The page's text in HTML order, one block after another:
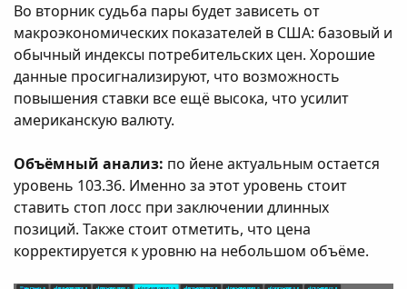
Во вторник судьба пары будет зависеть от
макроэкономических показателей в США: базовый и
обычный индексы потребительских цен. Хорошие
данные просигнализируют, что возможность
повышения ставки все ещё высока, что усилит
американскую валюту.
Объёмный анализ: по йене актуальным остается
уровень 103.36. Именно за этот уровень стоит
ставить стоп лосс при заключении длинных
позиций. Также стоит отметить, что цена
корректируется к уровню на небольшом объёме.